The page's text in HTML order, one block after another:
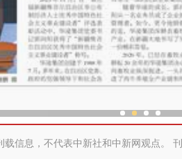
载信息，不代表中新社和中新网观点。